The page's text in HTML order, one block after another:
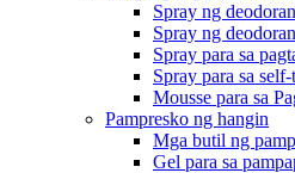
Spray ng
Spray ng
Spray para sa
Spray para sa
Mousse para sa
Pampresko ng hangin
Mga butil ng
Gel para sa